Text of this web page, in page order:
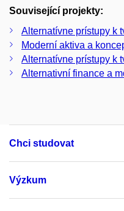
Související projekty:
Alternatívne prístupy k
Moderní aktiva a
Alternatívne prístupy k
Alternativní finance a
Chci studovat
Výzkum